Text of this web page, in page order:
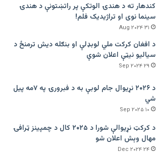
کندهار ته د هندۍ الوتکې پر راتښتونې د هندۍ
سینما نوی او تراژيديک فلم!
۳۱ Aug ۲۰۲۴
د افغان کرکت ملي لوبډلې او بنګله دیش ترمنځ د
سیالیو نیټې اعلان شوې
۲۹ Sep ۲۰۲۴
د ۲۰۲۶ نړیوال جام لوبې به د فبرورۍ په ۷مه پیل
شي
۱۰ Sep ۲۰۲۵
د کرکټ نړیوالې شورا د ۲۰۲۵ کال د چمپینز ټرافۍ
مهال وېش اعلان شو
۲۴ Dec ۲۰۲۴